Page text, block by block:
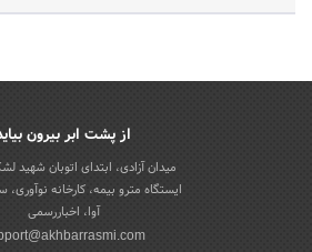
از پشت ابر بیرون
میدان آزادی، ابتدای اتوبان شهید
ایستگاه مترو بیمه، کارخانه
آوا، اخباررسمی